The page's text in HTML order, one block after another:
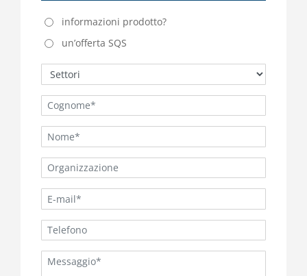
informazioni prodotto?
un’offerta SQS